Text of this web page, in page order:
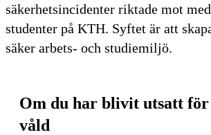
säkerhetsincidenter riktade mot
studenter på KTH. Syftet är att
säker arbets- och studiemiljö.
Om du har blivit utsatt
våld